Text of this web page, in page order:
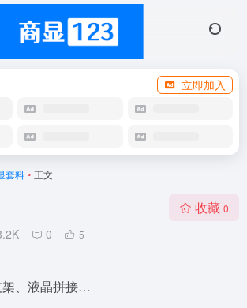
立即加入
套料 • 正文
0 5
收藏 0
架、液晶拼接…